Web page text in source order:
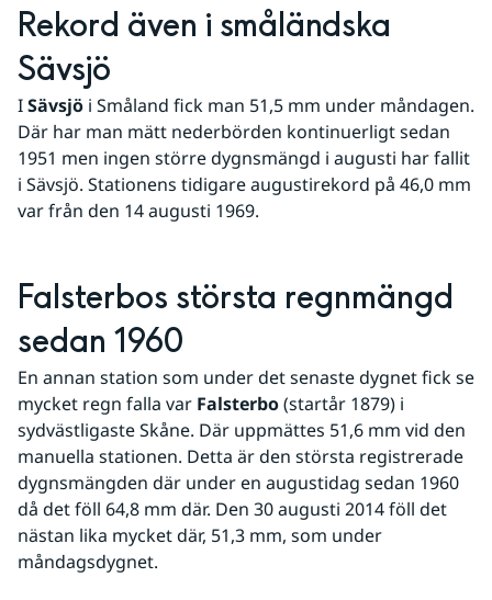
Rekord även i småländska
Sävsjö
I Sävsjö i Småland fick man 51,5 mm under måndagen.
Där har man mätt nederbörden kontinuerligt sedan
1951 men ingen större dygnsmängd i augusti har fallit
i Sävsjö. Stationens tidigare augustirekord på 46,0 mm
var från den 14 augusti 1969.
Falsterbos största regnmängd
sedan 1960
En annan station som under det senaste dygnet fick se
mycket regn falla var Falsterbo (startår 1879) i
sydvästligaste Skåne. Där uppmättes 51,6 mm vid den
manuella stationen. Detta är den största registrerade
dygnsmängden där under en augustidag sedan 1960
då det föll 64,8 mm där. Den 30 augusti 2014 föll det
nästan lika mycket där, 51,3 mm, som under
måndagsdygnet.